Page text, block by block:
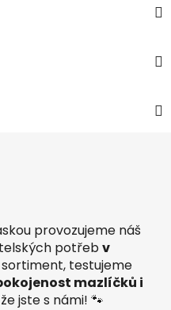
provozujeme náš
potřebv
testujeme
mazlíčků i
jste s námi! 🐾